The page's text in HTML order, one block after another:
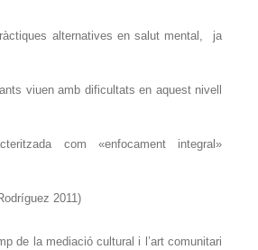
alternatives en salut mental, ja
viuen amb dificultats en aquest nivell
com «enfocament integral»
2011)
de la mediació cultural i l’art comunitari